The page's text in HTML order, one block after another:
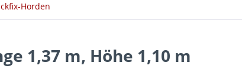
Horden
1,37 m, Höhe 1,10 m